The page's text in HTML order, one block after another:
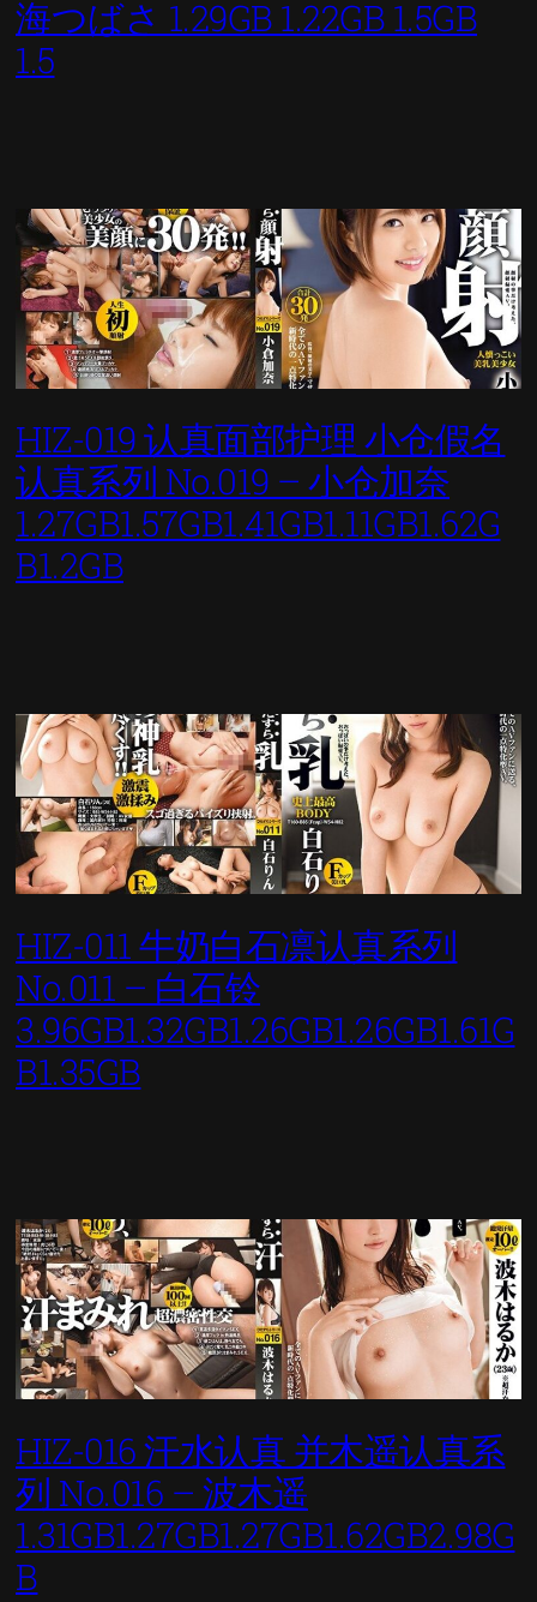
海つばさ 1.29GB 1.22GB 1.5GB
1.5
HIZ-019 认真面部护理 小仓假名
认真系列 No.019 – 小仓加奈
1.27GB1.57GB1.41GB1.11GB1.62G
B1.2GB
HIZ-011 牛奶白石凛认真系列
No.011 – 白石铃
3.96GB1.32GB1.26GB1.26GB1.61G
B1.35GB
HIZ-016 汗水认真 并木遥认真系
列 No.016 – 波木遥
1.31GB1.27GB1.27GB1.62GB2.98G
B